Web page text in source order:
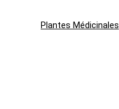
Plantes Médicinales